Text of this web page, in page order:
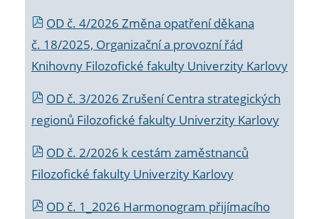
OD č. 4/2026 Změna opatření děkana
č. 18/2025, Organizační a provozní řád
Knihovny Filozofické fakulty Univerzity Karlovy
OD č. 3/2026 Zrušení Centra strategických
regionů Filozofické fakulty Univerzity Karlovy
OD č. 2/2026 k cestám zaměstnanců
Filozofické fakulty Univerzity Karlovy
OD č. 1_2026 Harmonogram přijímacího